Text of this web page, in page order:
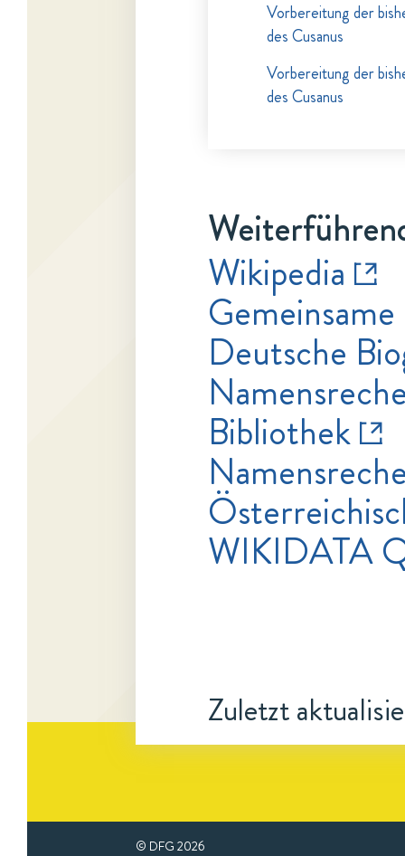
Vorbereitung der
des Cusanus
Vorbereitung der
des Cusanus
Wikipedia
Deutsche
Bibliothek
WIKIDATA
Zuletzt
© DFG 2026